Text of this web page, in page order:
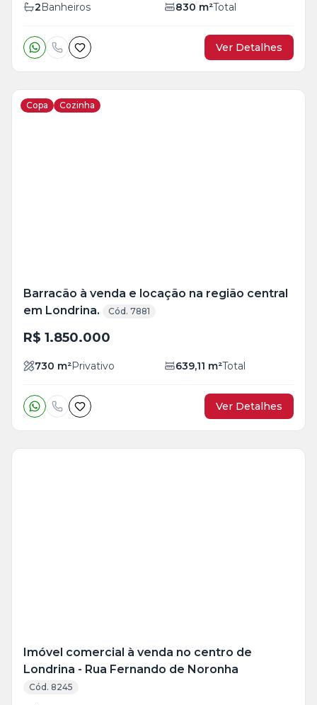
2Banheiros 830 m²Total
Ver Detalhes
Copa Cozinha
Barracão à venda e locação na região central
em Londrina.
Cód. 7881
R$ 1.850.000
730 m²Privativo 639,11 m²Total
Ver Detalhes
Imóvel comercial à venda no centro de
Londrina - Rua Fernando de Noronha
Cód. 8245